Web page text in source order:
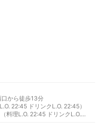
から徒歩13分
22:45 ドリンクL.O. 22:45）
料理L.O. 22:45 ドリンクL.O.